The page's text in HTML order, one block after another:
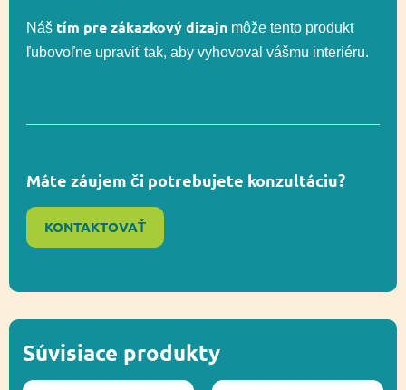
Funkčnosť
Lezenie, Posuvné,
Socializácia
Funkčnosť
Ďalšie informácie
Náš tím pre zákazkový dizajn môže tento produkt
ľubovoľne upraviť tak, aby vyhovoval vášmu interiéru.
Máte záujem či potrebujete konzultáciu?
KONTAKTOVAŤ
Súvisiace produkty